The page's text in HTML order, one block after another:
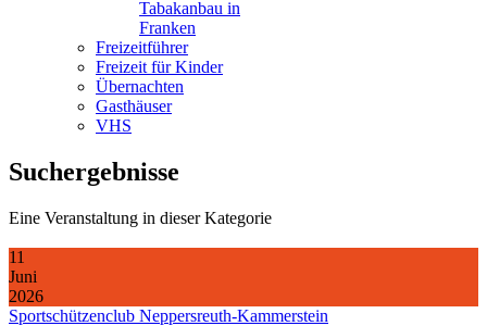
Tabakanbau in
Franken
Freizeitführer
Freizeit für Kinder
Übernachten
Gasthäuser
VHS
Suchergebnisse
Eine Veranstaltung in dieser Kategorie
11
Juni
2026
Sportschützenclub Neppersreuth-Kammerstein